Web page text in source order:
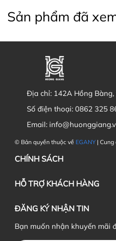
Sản phẩm đã
Địa chỉ: 142A Hồng
Số điện thoại: 0862 325
Email:
© Bản quyền thuộc về EGANY | Cung
CHÍNH SÁCH
HỖ TRỢ KHÁCH HÀNG
ĐĂNG KÝ NHẬN TIN
Bạn muốn nhận khuyến mãi